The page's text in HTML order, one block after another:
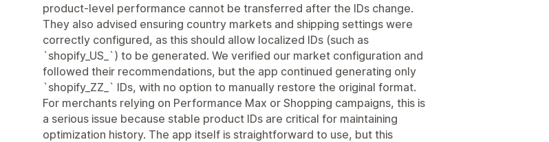
product-level performance cannot be transferred after the IDs change.
They also advised ensuring country markets and shipping settings were
correctly configured, as this should allow localized IDs (such as
`shopify_US_`) to be generated. We verified our market configuration and
followed their recommendations, but the app continued generating only
`shopify_ZZ_` IDs, with no option to manually restore the original format.
For merchants relying on Performance Max or Shopping campaigns, this is
a serious issue because stable product IDs are critical for maintaining
optimization history. The app itself is straightforward to use, but this